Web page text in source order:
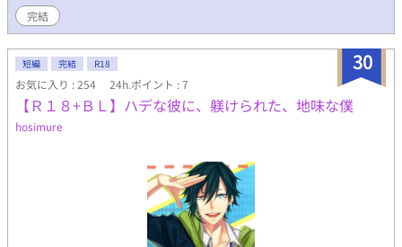
完結
30
短編 完結 R18
お気に入り : 254 24h.ポイント : 7
【Ｒ１８+ＢＬ】ハデな彼に、躾けられた、地味な僕
hosimure